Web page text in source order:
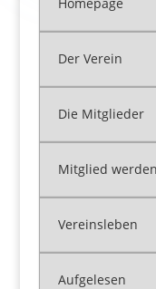
Der Verein
Die Mitglieder
Mitglied
Vereinsleben
Aufgelesen